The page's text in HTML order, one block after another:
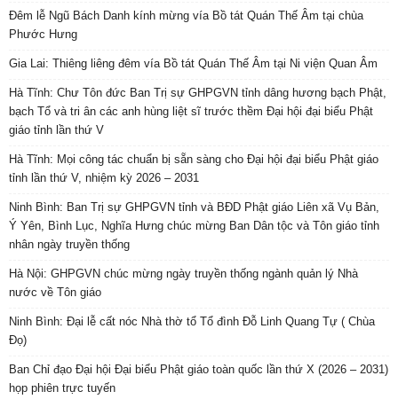
Đêm lễ Ngũ Bách Danh kính mừng vía Bồ tát Quán Thế Âm tại chùa
Phước Hưng
Gia Lai: Thiêng liêng đêm vía Bồ tát Quán Thế Âm tại Ni viện Quan Âm
Hà Tĩnh: Chư Tôn đức Ban Trị sự GHPGVN tỉnh dâng hương bạch Phật,
bạch Tổ và tri ân các anh hùng liệt sĩ trước thềm Đại hội đại biểu Phật
giáo tỉnh lần thứ V
Hà Tĩnh: Mọi công tác chuẩn bị sẵn sàng cho Đại hội đại biểu Phật giáo
tỉnh lần thứ V, nhiệm kỳ 2026 – 2031
Ninh Bình: Ban Trị sự GHPGVN tỉnh và BĐD Phật giáo Liên xã Vụ Bản,
Ý Yên, Bình Lục, Nghĩa Hưng chúc mừng Ban Dân tộc và Tôn giáo tỉnh
nhân ngày truyền thống
Hà Nội: GHPGVN chúc mừng ngày truyền thống ngành quản lý Nhà
nước về Tôn giáo
Ninh Bình: Đại lễ cất nóc Nhà thờ tổ Tổ đình Đỗ Linh Quang Tự ( Chùa
Đọ)
Ban Chỉ đạo Đại hội Đại biểu Phật giáo toàn quốc lần thứ X (2026 – 2031)
họp phiên trực tuyến